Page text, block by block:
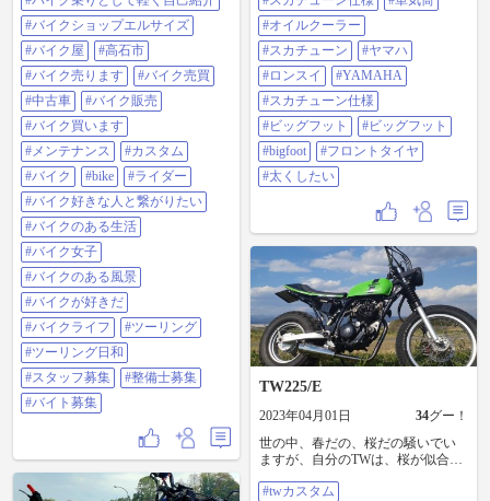
https://sp.goobike.com/shop/client_8702
469 #バイク乗りとして軽く自己紹
介 #バイクショップエルサイズ #バ
イク屋 #高石市 #バイク売ります #
バイク売買 #中古車 #バイク販売 #
バイク買います #メンテナンス #カ
スタム 修理 車検 なんでも受付中 #
バイク #BIKE #ライダー #バイク好
きな人と繋がりたい #バイクのある
生活 #バイク女子 #バイクのある風
景 #バイクが好きだ #バイクライフ
#ツーリング #ツーリング日和 #ス
タッフ募集 #整備士募集 #バイト募
集
#バイクショップエルサイズ
#バイク屋
#高石市
#バイク売ります
#バイク売買
#中古車
#バイク販売
#バイク買います
#メンテナンス
#カスタム
#バイク
#bike
#ライダー
#バイク好きな人と繋がりたい
#バイクのある生活
#バイク女子
#バイクのある風景
#バイクが好きだ
#バイクライフ
#ツーリング
#ツーリング日和
#スタッフ募集
#整備士募集
#バイト募集
#オイルクーラー
#スカチューン
#ヤマハ
#ロンスイ
#YAMAHA
#スカチューン仕様
#ビッグフット
#ビッグフット
#bigfoot
#フロントタイヤ
#太くしたい
TW225/E
2023年04月01日 34グー！
世の中、春だの、桜だの騒いでい
ますが、自分のTWは、桜が似合わ
影しました。 土手の下側から撮影
#twカスタム